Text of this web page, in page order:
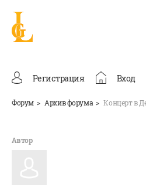
Регистрация Вход
Форум Архив форума Концерт в